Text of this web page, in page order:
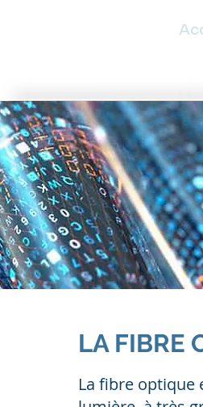
LA FIBRE
La fibre optique